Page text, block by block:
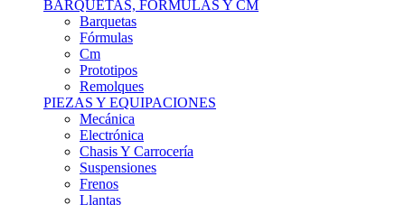
Fórmulas
Cm
Prototipos
Remolques
PIEZAS Y EQUIPACIONES
Mecánica
Electrónica
Chasis Y Carrocería
Suspensiones
Frenos
Llantas
Neumáticos